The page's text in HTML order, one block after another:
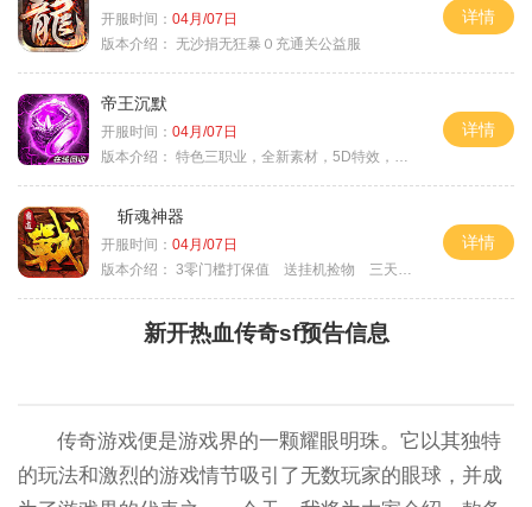
开服时间： 04月/07日
版本介绍： 无沙捐无狂暴０充通关公益服
详情
帝王沉默
开服时间： 04月/07日
版本介绍： 特色三职业，全新素材，5D特效，不卡图
详情
斩魂神器
开服时间： 04月/07日
版本介绍： 3零门槛打保值 送挂机捡物 三天合区
详情
新开热血传奇sf预告信息
传奇游戏便是游戏界的一颗耀眼明珠。它以其独特
的玩法和激烈的游戏情节吸引了无数玩家的眼球，并成